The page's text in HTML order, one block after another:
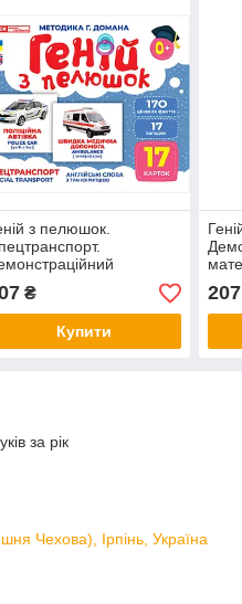
з пелюшок.
₴
Купити
207
за рік
Чехова), Ірпінь, Україна